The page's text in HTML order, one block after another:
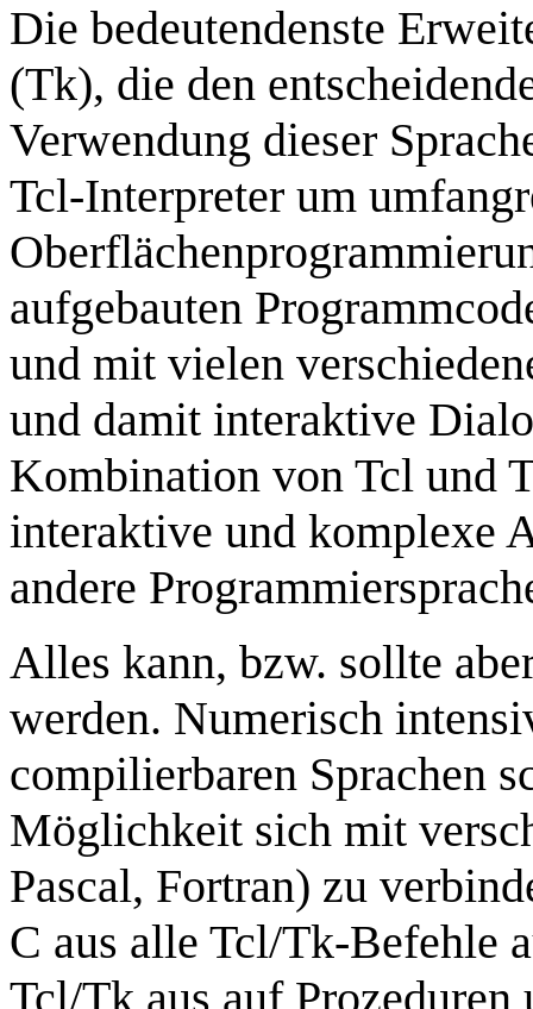
Die bedeutendenste
(Tk), die den
Verwendung dieser
Tcl-Interpreter um
aufgebauten
und mit vielen
und damit interaktive
Kombination von Tcl und
interaktive und komplexe
andere
Alles kann, bzw. sollte
werden. Numerisch
compilierbaren Sprachen
Möglichkeit sich mit
Pascal, Fortran) zu
C aus alle Tcl/Tk-Befehle
Tcl/Tk aus auf